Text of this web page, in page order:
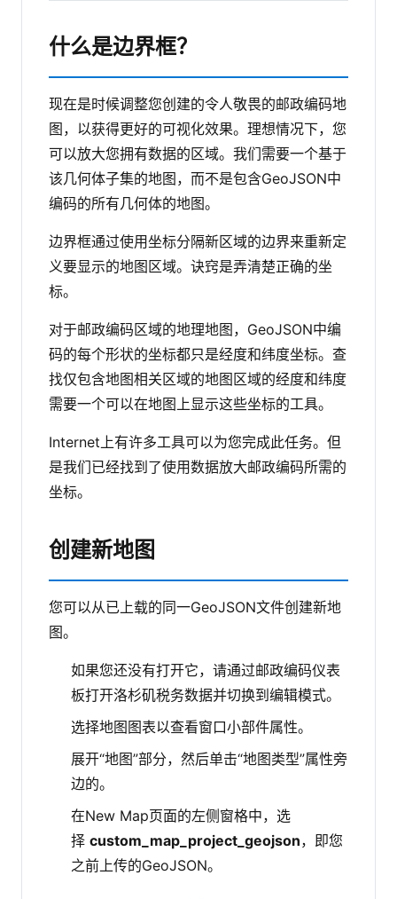
什么是边界框？
现在是时候调整您创建的令人敬畏的邮政编码地
图，以获得更好的可视化效果。理想情况下，您
可以放大您拥有数据的区域。我们需要一个基于
该几何体子集的地图，而不是包含GeoJSON中
编码的所有几何体的地图。
边界框通过使用坐标分隔新区域的边界来重新定
义要显示的地图区域。诀窍是弄清楚正确的坐
标。
对于邮政编码区域的地理地图，GeoJSON中编
码的每个形状的坐标都只是经度和纬度坐标。查
找仅包含地图相关区域的地图区域的经度和纬度
需要一个可以在地图上显示这些坐标的工具。
Internet上有许多工具可以为您完成此任务。但
是我们已经找到了使用数据放大邮政编码所需的
坐标。
创建新地图
您可以从已上载的同一GeoJSON文件创建新地
图。
如果您还没有打开它，请通过邮政编码仪表
板打开洛杉矶税务数据并切换到编辑模式。
选择地图图表以查看窗口小部件属性。
展开“地图”部分，然后单击“地图类型”属性旁
边的。
在New Map页面的左侧窗格中，选
择 custom_map_project_geojson，即您
之前上传的GeoJSON。